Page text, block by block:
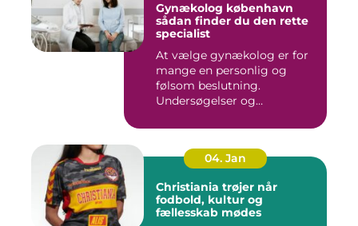
Gynækolog københavn
sådan finder du den rette
specialist
At vælge gynækolog er for
mange en personlig og
følsom beslutning.
Undersøgelser og
04. Jan
Christiania trøjer når
fodbold, kultur og
fællesskab mødes